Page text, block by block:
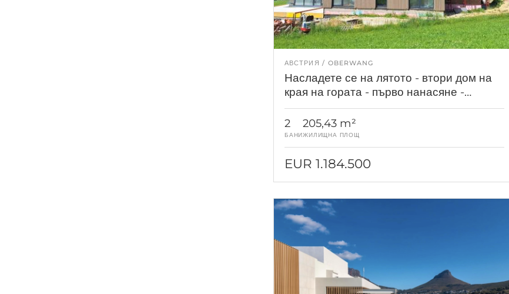
АВСТРИЯ OBERWANG
Насладете се на лятото - втори дом на
края на гората - първо нанасяне -
скорошно завършване!
2
БАНИ
205,43 m²
ЖИЛИЩНА ПЛОЩ
EUR 1.184.500